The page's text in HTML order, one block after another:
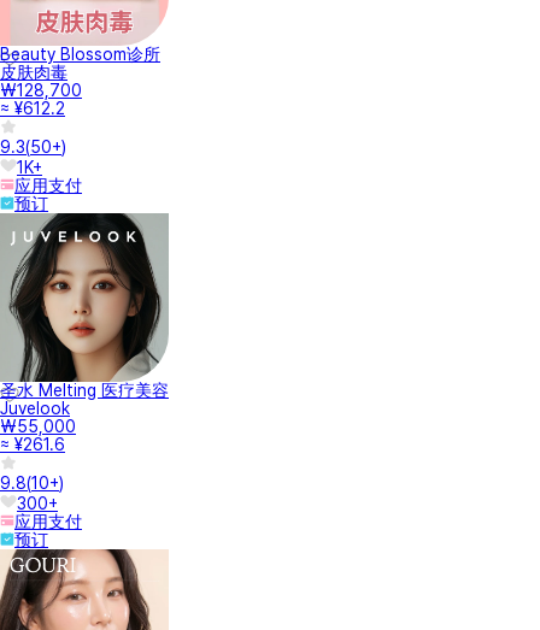
Beauty Blossom诊所
皮肤肉毒
₩128,700
≈ ¥612.2
9.3(50+)
1K+
应用支付
预订
圣水 Melting 医疗美容
Juvelook
₩55,000
≈ ¥261.6
9.8(10+)
300+
应用支付
预订